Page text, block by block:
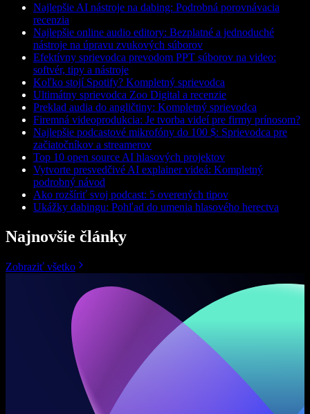
Najlepšie AI nástroje na dabing: Podrobná porovnávacia
recenzia
Najlepšie online audio editory: Bezplatné a jednoduché
nástroje na úpravu zvukových súborov
Efektívny sprievodca prevodom PPT súborov na video:
softvér, tipy a nástroje
Koľko stojí Spotify? Kompletný sprievodca
Ultimátny sprievodca Zoo Digital a recenzie
Preklad audia do angličtiny: Kompletný sprievodca
Firemná videoprodukcia: Je tvorba videí pre firmy prínosom?
Najlepšie podcastové mikrofóny do 100 $: Sprievodca pre
začiatočníkov a streamerov
Top 10 open source AI hlasových projektov
Vytvorte presvedčivé AI explainer videá: Kompletný
podrobný návod
Ako rozšíriť svoj podcast: 5 overených tipov
Ukážky dabingu: Pohľad do umenia hlasového herectva
Najnovšie články
Zobraziť všetko